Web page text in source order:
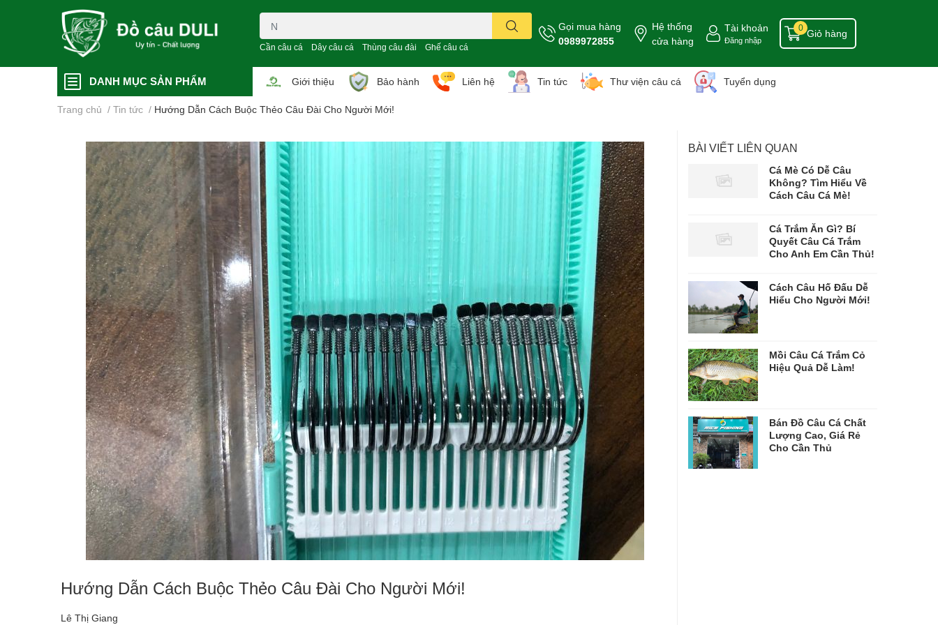
Cần câu cá Dây câu cá Thùng câu đài Ghế câu cá
Gọi mua hàng
0989972855
Hệ thống
cửa hàng
Tài khoản
Đăng nhập
Giỏ hàng
0
DANH MỤC SẢN PHẨM Giới thiệu Bảo hành Liên hệ Tin tức Thư viện câu cá Tuyển dụng
Trang chủ / Tin tức / Hướng Dẫn Cách Buộc Thẻo Câu Đài Cho Người Mới!
Hướng Dẫn Cách Buộc Thẻo Câu Đài Cho Người Mới!
Lê Thị Giang
BÀI VIẾT LIÊN QUAN
Cá Mè Có Dễ Câu
Không? Tìm Hiểu Về
Cách Câu Cá Mè!
Cá Trắm Ăn Gì? Bí
Quyết Câu Cá Trắm
Cho Anh Em Cần Thủ!
Cách Câu Hố Đấu Dễ
Hiểu Cho Người Mới!
Mồi Câu Cá Trắm Cỏ
Hiệu Quả Dễ Làm!
Bán Đồ Câu Cá Chất
Lượng Cao, Giá Rẻ
Cho Cần Thủ